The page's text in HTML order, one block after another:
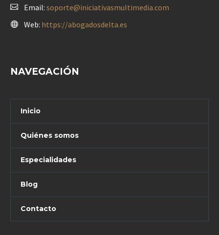
Email: soporte@iniciativasmultimedia.com
Web: https://abogadosdelta.es
NAVEGACIÓN
Inicio
Quiénes somos
Especialidades
Blog
Contacto